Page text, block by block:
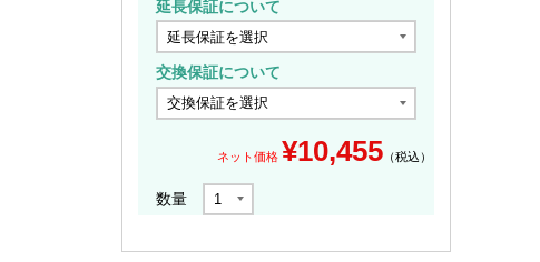
延長保証について
交換保証について
ネット価格 ¥10,455 （税込）
数量